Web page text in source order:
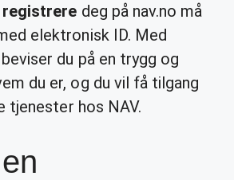
registrere deg på nav.no må
elektronisk ID. Med
du på en trygg og
du er, og du vil få tilgang
tjenester hos NAV.